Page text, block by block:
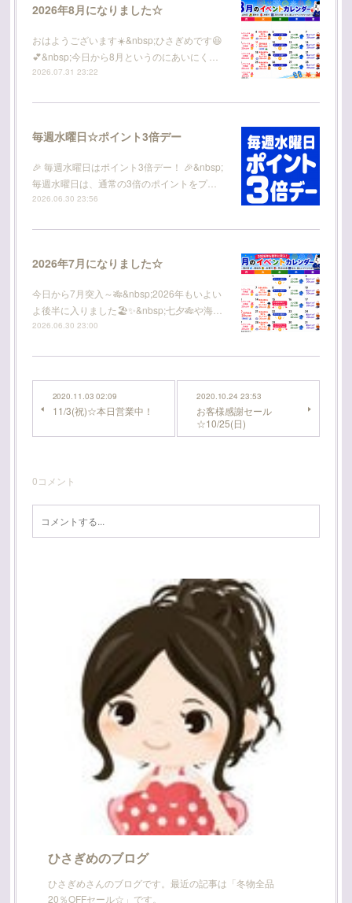
2026年8月になりました☆
おはようございます☀️&nbsp;ひさぎめです😆
💕&nbsp;今日から8月というのにあいにく…
2026.07.31 23:22
毎週水曜日☆ポイント3倍デー
🎉 毎週水曜日はポイント3倍デー！ 🎉&nbsp;
毎週水曜日は、通常の3倍のポイントをプ…
2026.06.30 23:56
2026年7月になりました☆
今日から7月突入～🎋&nbsp;2026年もいよい
よ後半に入りました🏖️✨&nbsp;七夕🎋や海…
2026.06.30 23:00
2020.11.03 02:09
11/3(祝)☆本日営業中！
2020.10.24 23:53
お客様感謝セール
☆10/25(日)
0コメント
ひさぎめのブログ
ひさぎめさんのブログです。最近の記事は「冬物全品
20％OFFセール☆」です。